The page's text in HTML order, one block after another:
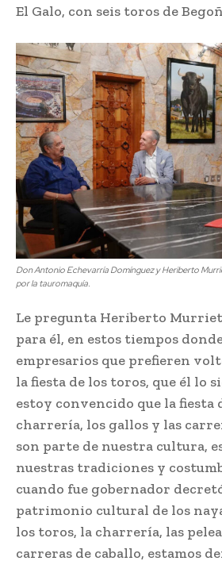
El Galo, con seis toros de
Don Antonio Echevarría Domínguez y Heriberto
por la tauromaquía.
Le pregunta Heriberto
para él, en estos tiempos
empresarios que prefieren
la fiesta de los toros, que él lo
estoy convencido que la fiesta
charrería, los gallos y las
son parte de nuestra cultura,
nuestras tradiciones y
cuando fue gobernador
patrimonio cultural de los
los toros, la charrería, las
carreras de caballo, estamos